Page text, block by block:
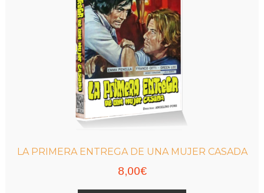
LA PRIMERA ENTREGA DE UNA MUJER CASADA
8,00€